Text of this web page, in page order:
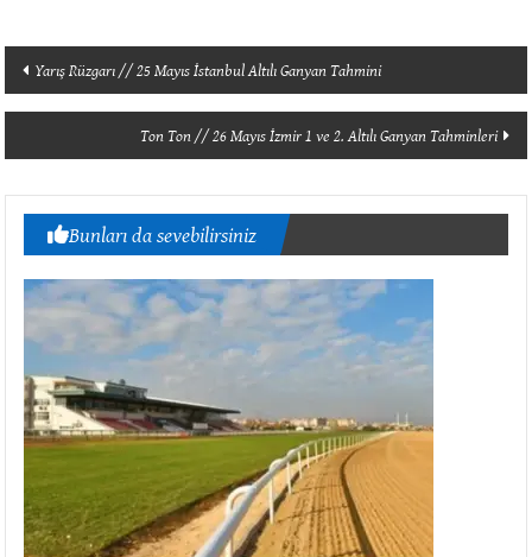
Yazı
dolaşımı
Yarış Rüzgarı // 25 Mayıs İstanbul Altılı Ganyan Tahmini
Ton Ton // 26 Mayıs İzmir 1 ve 2. Altılı Ganyan Tahminleri
Bunları da sevebilirsiniz